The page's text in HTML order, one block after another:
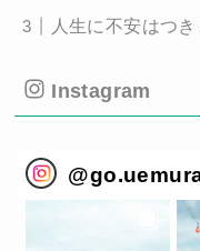
人生に不安はつ
Instagram
@